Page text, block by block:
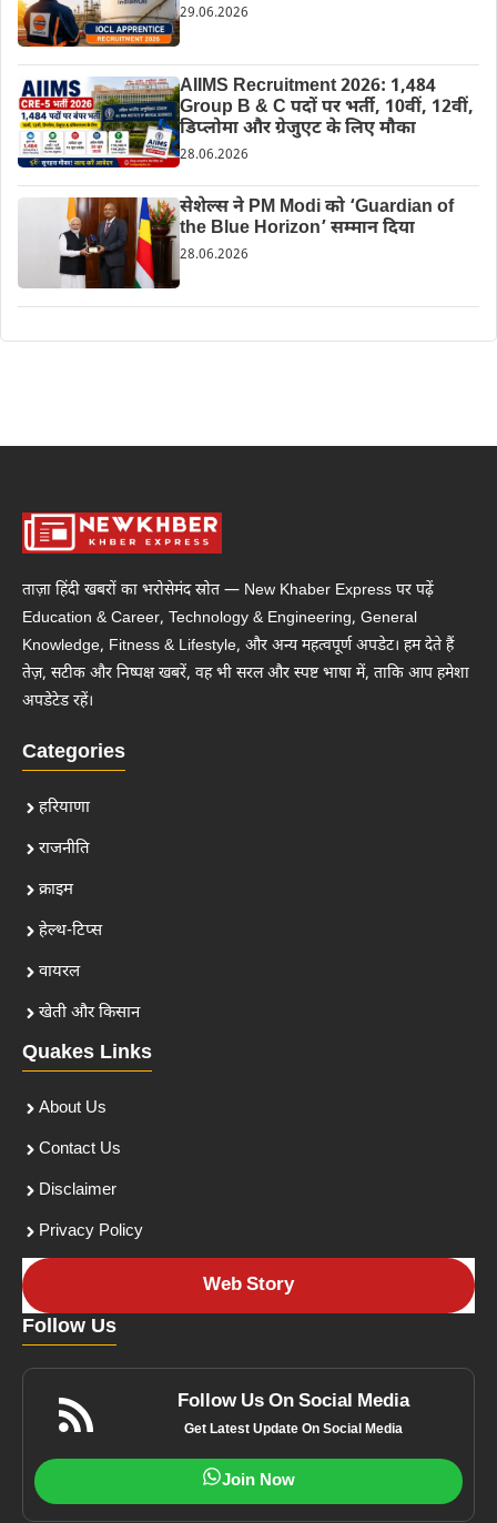
29.06.2026
AIIMS Recruitment 2026: 1,484
Group B & C पदों पर भर्ती, 10वीं, 12वीं,
डिप्लोमा और ग्रेजुएट के लिए मौका
28.06.2026
सेशेल्स ने PM Modi को ‘Guardian of
the Blue Horizon’ सम्मान दिया
28.06.2026
ताज़ा हिंदी खबरों का भरोसेमंद स्रोत — New Khaber Express पर पढ़ें
Education & Career, Technology & Engineering, General
Knowledge, Fitness & Lifestyle, और अन्य महत्वपूर्ण अपडेट। हम देते हैं
तेज़, सटीक और निष्पक्ष खबरें, वह भी सरल और स्पष्ट भाषा में, ताकि आप हमेशा
अपडेटेड रहें।
Categories
हरियाणा
राजनीति
क्राइम
हेल्थ-टिप्स
वायरल
खेती और किसान
Quakes Links
About Us
Contact Us
Disclaimer
Privacy Policy
Web Story
Follow Us
Follow Us On Social Media
Get Latest Update On Social Media
Join Now